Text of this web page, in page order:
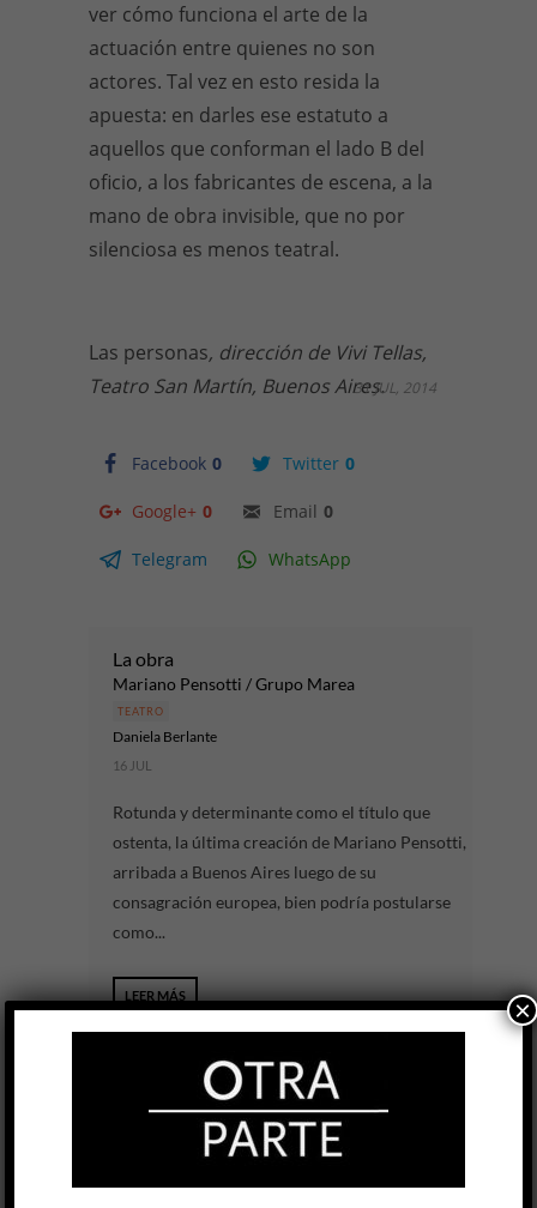
ver cómo funciona el arte de la
actuación entre quienes no son
actores. Tal vez en esto resida la
apuesta: en darles ese estatuto a
aquellos que conforman el lado B del
oficio, a los fabricantes de escena, a la
mano de obra invisible, que no por
silenciosa es menos teatral.
Las personas, dirección de Vivi Tellas,
Teatro San Martín, Buenos Aires.
Facebook 0 Twitter 0
Google+ 0 Email 0
Telegram WhatsApp
31 JUL, 2014
La obra
Mariano Pensotti / Grupo Marea
TEATRO
Daniela Berlante
16 JUL
Rotunda y determinante como el título que
ostenta, la última creación de Mariano Pensotti,
arribada a Buenos Aires luego de su
consagración europea, bien podría postularse
como...
LEER MÁS
suite de mí misma)
Maricel Álvarez
María Fernanda Pinta
×